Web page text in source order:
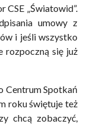
„Światowid”.
umowy z
i jeśli wszystko
rozpoczną się już
Centrum Spotkań
roku świętuje też
chcą zobaczyć,